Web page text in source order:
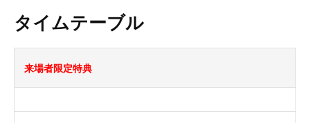
タイムテーブル
来場者限定特典